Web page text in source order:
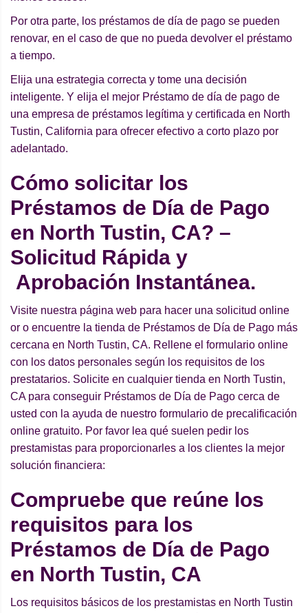
Por otra parte, los préstamos de día de pago se pueden
renovar, en el caso de que no pueda devolver el préstamo
a tiempo.
Elija una estrategia correcta y tome una decisión
inteligente. Y elija el mejor Préstamo de día de pago de
una empresa de préstamos legítima y certificada en North
Tustin, California para ofrecer efectivo a corto plazo por
adelantado.
Cómo solicitar los
Préstamos de Día de Pago
en North Tustin, CA? –
Solicitud Rápida y
Aprobación Instantánea.
Visite nuestra página web para hacer una solicitud online
or o encuentre la tienda de Préstamos de Día de Pago más
cercana en North Tustin, CA. Rellene el formulario online
con los datos personales según los requisitos de los
prestatarios. Solicite en cualquier tienda en North Tustin,
CA para conseguir Préstamos de Día de Pago cerca de
usted con la ayuda de nuestro formulario de precalificación
online gratuito. Por favor lea qué suelen pedir los
prestamistas para proporcionarles a los clientes la mejor
solución financiera:
Compruebe que reúne los
requisitos para los
Préstamos de Día de Pago
en North Tustin, CA
Los requisitos básicos de los prestamistas en North Tustin